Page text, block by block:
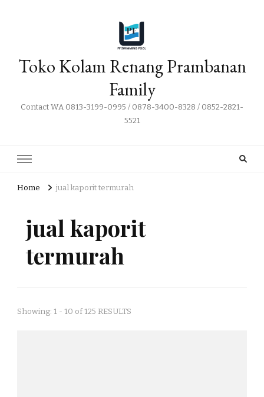
Toko Kolam Renang Prambanan
Family
Contact WA 0813-3199-0995 / 0878-3400-8328 / 0852-2821-
5521
Home jual kaporit termurah
jual kaporit
termurah
Showing: 1 - 10 of 125 RESULTS